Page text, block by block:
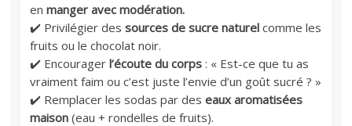
enmanger avec modération.
✔️ Privilégier dessources de sucre naturel comme les
fruits ou le chocolat noir.
✔️ Encouragerl’écoute du corps : « Est-ce que tu as
vraiment faim ou c’est juste l’envie d’un goût sucré ? »
✔️ Remplacer les sodas par deseaux aromatisées
maison (eau + rondelles de fruits).